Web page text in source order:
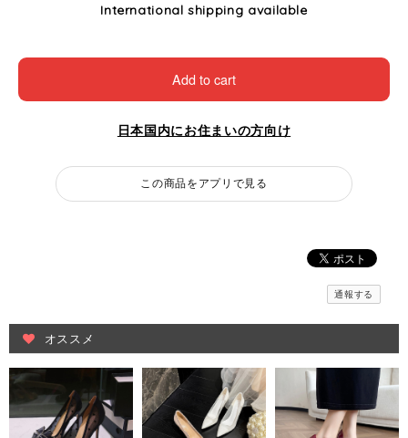
International shipping available
Add to cart
日本国内にお住まいの方向け
この商品をアプリで見る
通報する
オススメ